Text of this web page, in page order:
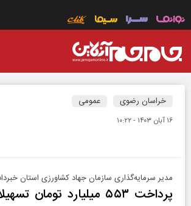
خراسان رضوی عمومی
۱۶ آبان ۱۴۰۳ - ۱۰:۲۲
مدیر سرمایه‌گذاری سازمان جهاد کشاورزی استان
پرداخت ۵۵۳ میلیارد